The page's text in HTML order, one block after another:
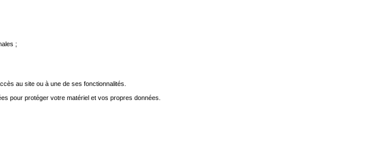
;
au site ou à une de ses fonctionnalités.
pour protéger votre matériel et vos propres données.